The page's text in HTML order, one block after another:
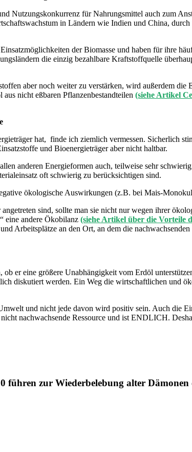
Nutzungskonkurrenz für Nahrungsmittel auch zum
in Ländern wie Indien und China,
der Biomasse und haben für ihre
die einzig bezahlbare Kraftstoffquelle
aber noch weiter zu verstärken, wird außerdem
nicht eßbaren Pflanzenbestandteilen (siehe Artikel
hat, finde ich ziemlich vermessen. Sicherlich
und Bioenergieträger aber nicht haltbar.
anderen Energieformen auch, teilweise sehr
oft schwierig zu berücksichtigen sind.
ökologische Auswirkungen (z.B. bei Mais-
sind, sollte man sie nicht nur wegen ihrer
eine andere Ökobilanz (siehe Artikel über die Vorteile
Arbeitsplätze an den Ort, an dem die
ob er eine größere Unabhängigkeit vom Erdöl
diskutiert werden. Ein Weg die wirtschaftlichen und
und nicht jede davon wird positiv sein. Auch die
nachwachsende Ressource und ist ENDLICH.
führen zur Wiederbelebung alter